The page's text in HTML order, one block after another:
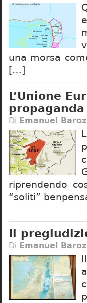
una morsa
[…]
L’Unione
Di Emanuel Baroz
riprendendo
“soliti”
Il
Di Emanuel Baroz